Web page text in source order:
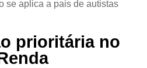
se aplica a pais de autistas
prioritária no